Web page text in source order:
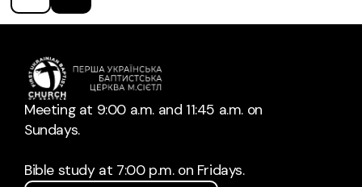
Meeting at 9:00 a.m. and 11:45 a.m. on
Sundays.
Bible study at 7:00 p.m. on Fridays.